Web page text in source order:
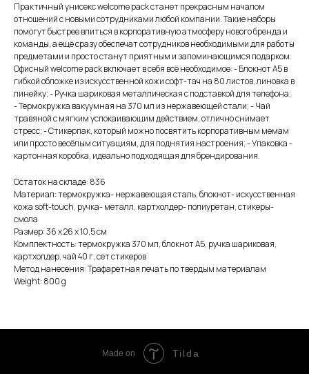
Практичный унисекс welcome pack станет прекрасным началом
отношений с новыми сотрудниками любой компании. Такие наборы
помогут быстрее влиться в корпоративную атмосферу нового бренда и
команды, а ещё сразу обеспечат сотрудников необходимыми для работы
предметами и просто станут приятным и запоминающимся подарком.
Офисный welcome pack включает в себя всё необходимое: - Блокнот А5 в
гибкой обложке из искусственной кожи софт-тач на 80 листов, линовка в
линейку; - Ручка шариковая металлическая с подставкой для телефона;
- Термокружка вакуумная на 370 мл из нержавеющей стали; - Чай
травяной с мягким успокаивающим действием, отлично снимает
стресс; - Стикерпак, который можно посвятить корпоративным мемам
или просто весёлым ситуациям, для поднятия настроения; - Упаковка -
картонная коробка, идеально подходящая для брендирования.
Остаток на складе: 836
Материал: термокружка- нержавеющая сталь, блокнот- искусственная
кожа soft-touch, ручка- металл, картхолдер- полиуретан, стикеры-
смола
Размер: 36 х 26 х 10,5 см
Комплектность: термокружка 370 мл, блокнот А5, ручка шариковая,
картхолдер, чай 40 г, сет стикеров
Метод нанесения: Трафаретная печать по твердым материалам
Weight: 800 g
Made on Tilda